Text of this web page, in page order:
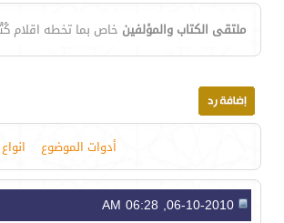
ملتقى الكتاب والمؤلفين خاص بما تخطه اقلام
أدوات الموضوع